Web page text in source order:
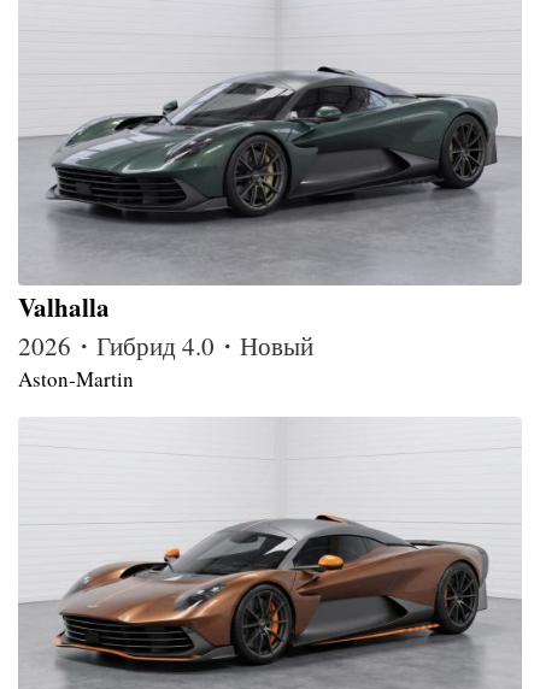
Valhalla
2026・Гибрид 4.0・Новый
Aston-Martin